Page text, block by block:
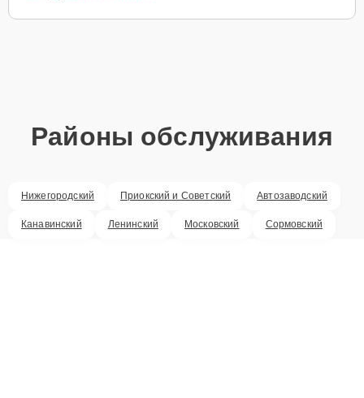
Районы обслуживания
Нижегородский Приокский и Советский Автозаводский
Канавинский Ленинский Московский Сормовский